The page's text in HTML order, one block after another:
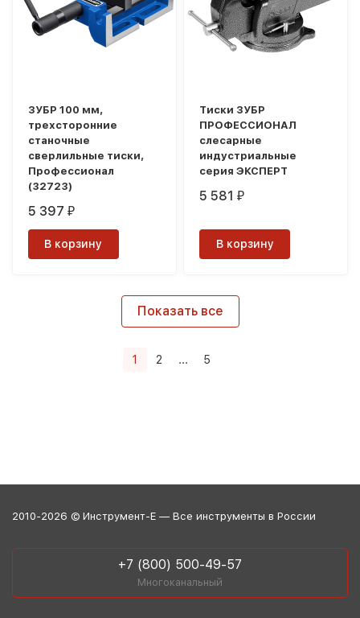
ЗУБР 100 мм,
трехсторонние
станочные
сверлильные тиски,
Профессионал
(32723)
5 397₽
В корзину
Тиски ЗУБР
ПРОФЕССИОНАЛ
слесарные
индустриальные
серия ЭКСПЕРТ
5 581₽
В корзину
Показать все
1 2 ... 5
2010-2026 © Инструмент-Е — Все инструменты в России
+7 (800) 500-49-57
Многоканальный